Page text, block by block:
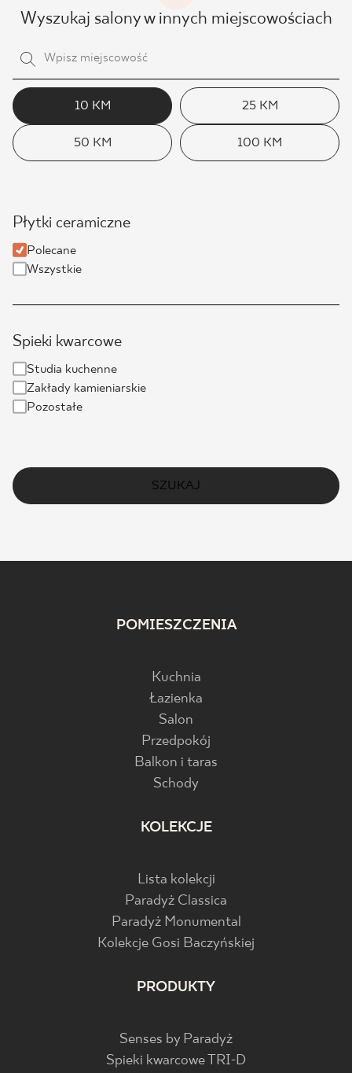
Wyszukaj salony w innych miejscowościach
10 KM 25 KM
50 KM 100 KM
Płytki ceramiczne
Polecane
Wszystkie
Spieki kwarcowe
Studia kuchenne
Zakłady kamieniarskie
Pozostałe
SZUKAJ
POMIESZCZENIA
Kuchnia
Łazienka
Salon
Przedpokój
Balkon i taras
Schody
KOLEKCJE
Lista kolekcji
Paradyż Classica
Paradyż Monumental
Kolekcje Gosi Baczyńskiej
PRODUKTY
Senses by Paradyż
Spieki kwarcowe TRI-D